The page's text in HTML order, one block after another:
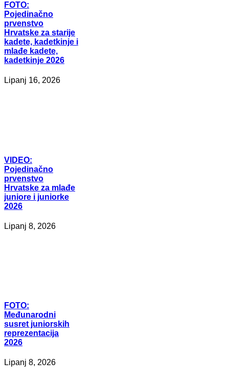
FOTO:
Pojedinačno
prvenstvo
Hrvatske za starije
kadete, kadetkinje i
mlađe kadete,
kadetkinje 2026
Lipanj 16, 2026
VIDEO:
Pojedinačno
prvenstvo
Hrvatske za mlađe
juniore i juniorke
2026
Lipanj 8, 2026
FOTO:
Međunarodni
susret juniorskih
reprezentacija
2026
Lipanj 8, 2026